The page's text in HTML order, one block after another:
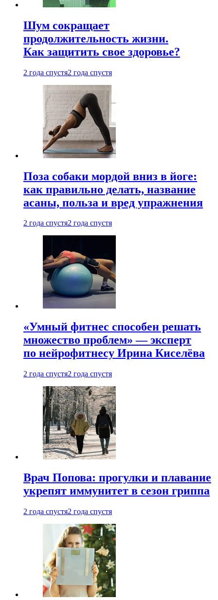
Шум сокращает
продолжительность жизни.
Как защитить свое здоровье?
2 года спустя2 года спустя
Поза собаки мордой вниз в йоге:
как правильно делать, название
асаны, польза и вред упражнения
2 года спустя2 года спустя
«Умный фитнес способен решать
множество проблем» — эксперт
по нейрофитнесу Ирина Киселёва
2 года спустя2 года спустя
Врач Попова: прогулки и плавание
укрепят иммунитет в сезон гриппа
2 года спустя2 года спустя